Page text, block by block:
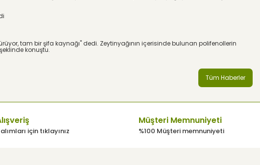
rüyor, tam bir şifa kaynağı" dedi. Zeytinyağının içerisinde bulunan polifenollerin
konuştu.
Tüm Haberler
için tıklayınız
Müşteri Memnuniyeti
%100 Müşteri memnuniyeti